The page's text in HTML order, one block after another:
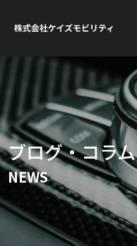
ブログ・コラム
NEWS